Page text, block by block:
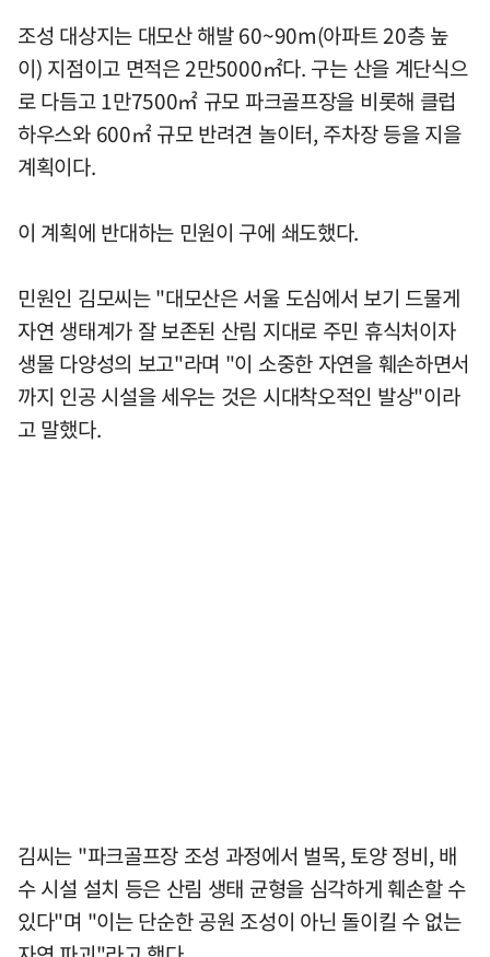
조성 대상지는 대모산 해발 60~90m(아파트 20층 높
이) 지점이고 면적은 2만5000㎡다. 구는 산을 계단식으
로 다듬고 1만7500㎡ 규모 파크골프장을 비롯해 클럽
하우스와 600㎡ 규모 반려견 놀이터, 주차장 등을 지을
계획이다.
이 계획에 반대하는 민원이 구에 쇄도했다.
민원인 김모씨는 "대모산은 서울 도심에서 보기 드물게
자연 생태계가 잘 보존된 산림 지대로 주민 휴식처이자
생물 다양성의 보고"라며 "이 소중한 자연을 훼손하면서
까지 인공 시설을 세우는 것은 시대착오적인 발상"이라
고 말했다.
김씨는 "파크골프장 조성 과정에서 벌목, 토양 정비, 배
수 시설 설치 등은 산림 생태 균형을 심각하게 훼손할 수
있다"며 "이는 단순한 공원 조성이 아닌 돌이킬 수 없는